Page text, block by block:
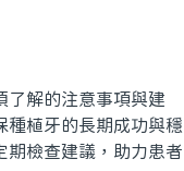
解的注意事項與建
種植牙的長期成功與穩
期檢查建議，助力患者